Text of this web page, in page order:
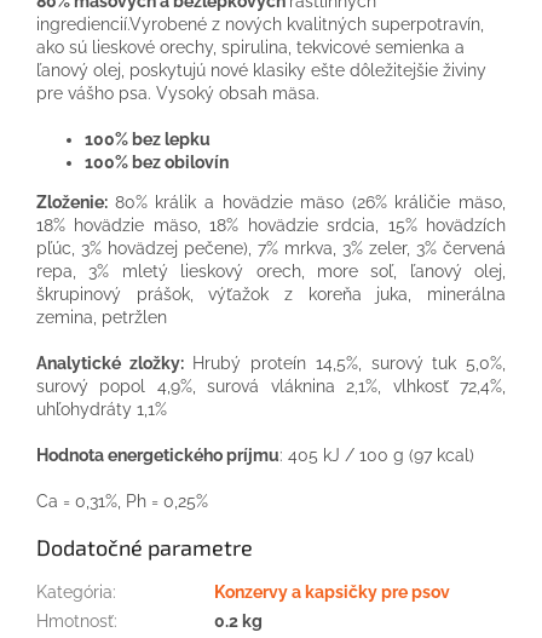
ingrediencií.Vyrobené z nových kvalitných superpotravín,
ako sú lieskové orechy, spirulina, tekvicové semienka a
ľanový olej, poskytujú nové klasiky ešte dôležitejšie živiny
pre vášho psa. Vysoký obsah mäsa.
100% bez lepku
100% bez obilovín
Zloženie: 80% králik a hovädzie mäso (26% králičie mäso
18% hovädzie mäso, 18% hovädzie srdcia 15% hovädzích
pľúc
3% hovädzej pečene) 7% mrkva 3% zeler, 3% červená
repa
3% mletý lieskový orech, more soľ, ľanový olej
škrupinový
prášok, výťažok z koreňa juka
minerálna
zemina petržlen
Analytické zložky:Hrubý proteín 14,5%, surový tuk 5,0%,
surový popol 4,9%, surová vláknina 2,1%, vlhkosť 72,4%,
uhľohydráty 1,1%
Hodnota energetického príjmu: 405 kJ / 100 g (97 kcal)
Ca = 0,31%, Ph = 0,25%
Dodatočné parametre
Kategória:
Konzervy a kapsičky pre psov
Hmotnosť:
0.2 kg